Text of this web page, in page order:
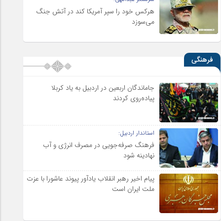
هرکس خود را سپر آمریکا کند در آتش جنگ
می‌سوزد
فرهنگی
جاماندگان اربعین در اردبیل به یاد کربلا
پیاده‌روی کردند
استاندار اردبیل:
فرهنگ صرفه‌جویی در مصرف انرژی و آب
نهادینه شود
پیام اخیر رهبر انقلاب یادآور پیوند عاشورا با عزت
ملت ایران است